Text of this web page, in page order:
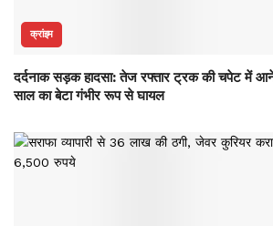
क्रांइम
दर्दनाक सड़क हादसा: तेज रफ्तार ट्रक की चपेट में
साल का बेटा गंभीर रूप से घायल